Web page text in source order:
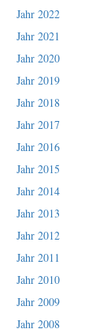
Jahr 2022
Jahr 2021
Jahr 2020
Jahr 2019
Jahr 2018
Jahr 2017
Jahr 2016
Jahr 2015
Jahr 2014
Jahr 2013
Jahr 2012
Jahr 2011
Jahr 2010
Jahr 2009
Jahr 2008